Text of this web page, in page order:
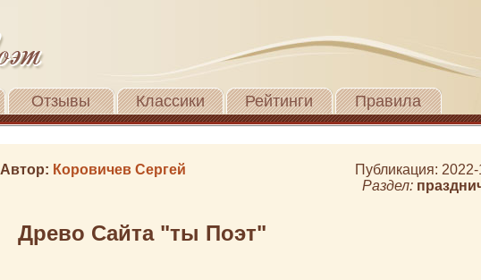
Отзывы Классики Рейтинги Правила
Автор: Коровичев Сергей
Публикация:
Раздел:
Древо Сайта "ты Поэт"